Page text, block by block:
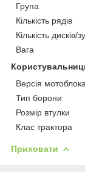
Група
Кількість рядів
Кількість дисків/
Вага
Версія мотоблока
Тип борони
Розмір втулки
Клас трактора
Приховати